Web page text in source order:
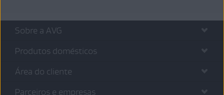
Sobre a AVG
Produtos domésticos
Área do cliente
Parceiros e empresas